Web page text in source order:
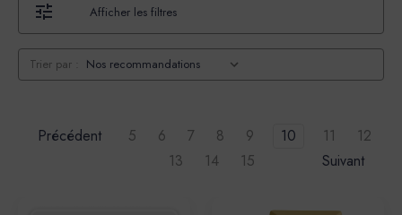
Afficher les filtres
Trier par :
Précédent 5 6 7 8 9 10 11
12
13
14 15 Suivant